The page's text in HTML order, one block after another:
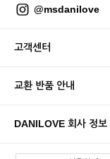
@msdanilove
고객센터
교환 반품 안내
DANILOVE 회사 정보